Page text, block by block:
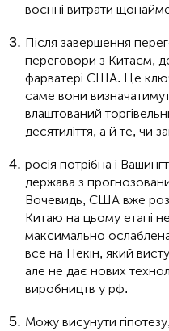
воєнні витрати
Після завершення
переговори з Китаєм,
фарватері США. Це
саме вони
влаштований
десятиліття, а й те, чи
росія потрібна і
держава з
Вочевидь, США вже
Китаю на цьому етапі
максимально
все на Пекін, який
але не дає нових
виробництв у рф.
Можу висунути